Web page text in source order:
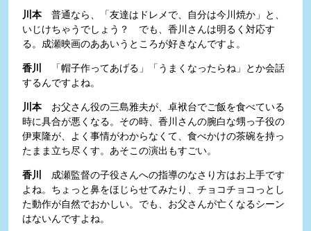
川本普通なら、「友達はドレメで、自分は今川焼か」と、
いじけちゃうでしょう？ でも、香川さんは明るく対応す
る。成瀬映画のああいうところが好きなんですよ。
香川 「帽子作ってあげる」「うまくなったらね」とか会話
するんですよね。
川本お父さん役の三島雅夫が、卓袱台でご飯を食べている
時に具合が悪くなる。その時、香川さんの腕白な甥っ子役の
伊東隆が、よく事情がわからなくて、食べかけの茶碗を持っ
たまま立ち尽くす。あそこの演出もすごい。
香川 成瀬監督の子役さんへの指導のなさり方はお上手です
よね。ちょっと鼻をほじらせてみたり、チョコチョコっとし
た動作が自然でおかしい。でも、お父さんが亡くなるシーン
はないんですよね。